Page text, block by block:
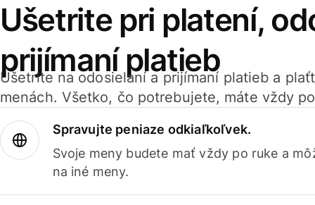
Ušetrite pri platení,
prijímaní platieb
Ušetrite na odosielaní a prijímaní platieb a
menách. Všetko, čo potrebujete, máte vždy
Spravujte peniaze odkiaľkoľvek.
Svoje meny budete mať vždy po ruke a
na iné meny.